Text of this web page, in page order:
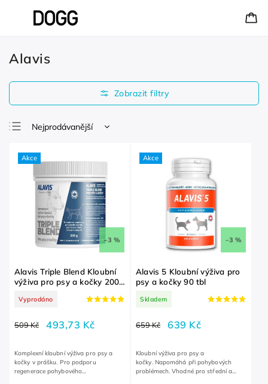
Alavis
Nejprodávanější
Nejdražší
Abecedně
Akce
–3 %
Alavis Triple Blend Kloubní
výživa pro psy a kočky 200
Vyprodáno
509 Kč 493,73 Kč
Komplexní kloubní výživa pro psy a
kočky v prášku. Pro podporu
regenerace pohybového
Akce
–3 %
Alavis 5 Kloubní výživa pro
psy a kočky 90 tbl
Skladem
659 Kč 639 Kč
Kloubní výživa pro psy a
kočky. Napomáhá při pohybových
problémech. Vhodné pro střední a